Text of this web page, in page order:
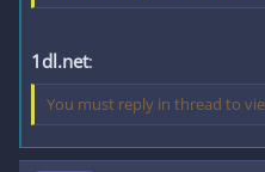
1dl.net:
You must reply in thread to